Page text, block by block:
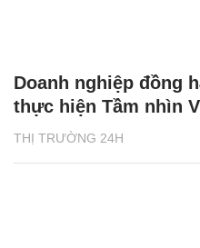
THỊ TRƯỜNG 24H
Doanh nghiệp đồng
thực hiện Tầm nhìn